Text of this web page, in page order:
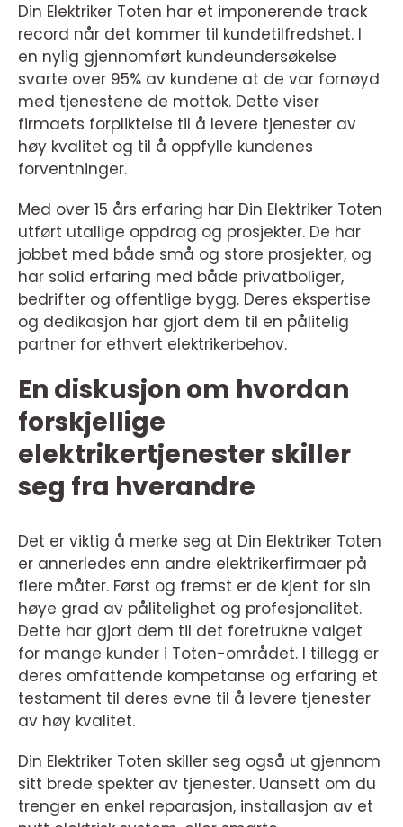
Din Elektriker Toten har et imponerende track
record når det kommer til kundetilfredshet. I
en nylig gjennomført kundeundersøkelse
svarte over 95% av kundene at de var fornøyd
med tjenestene de mottok. Dette viser
firmaets forpliktelse til å levere tjenester av
høy kvalitet og til å oppfylle kundenes
forventninger.
Med over 15 års erfaring har Din Elektriker Toten
utført utallige oppdrag og prosjekter. De har
jobbet med både små og store prosjekter, og
har solid erfaring med både privatboliger,
bedrifter og offentlige bygg. Deres ekspertise
og dedikasjon har gjort dem til en pålitelig
partner for ethvert elektrikerbehov.
En diskusjon om hvordan
forskjellige
elektrikertjenester skiller
seg fra hverandre
Det er viktig å merke seg at Din Elektriker Toten
er annerledes enn andre elektrikerfirmaer på
flere måter. Først og fremst er de kjent for sin
høye grad av pålitelighet og profesjonalitet.
Dette har gjort dem til det foretrukne valget
for mange kunder i Toten-området. I tillegg er
deres omfattende kompetanse og erfaring et
testament til deres evne til å levere tjenester
av høy kvalitet.
Din Elektriker Toten skiller seg også ut gjennom
sitt brede spekter av tjenester. Uansett om du
trenger en enkel reparasjon, installasjon av et